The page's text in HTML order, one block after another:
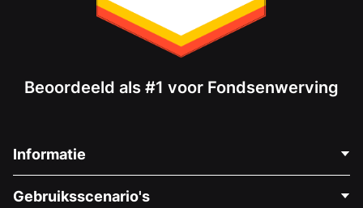
Beoordeeld als #1 voor Fondsenwerving
Informatie
Gebruiksscenario's